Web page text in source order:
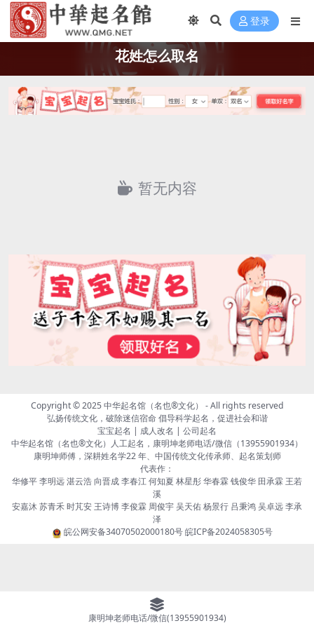
登录
花姓怎么取名
暂无内容
Copyright © 2025中华起名馆（名也®文化） - All rights reserved
弘扬传统文化，破除迷信宿命 倡导科学起名，促进社会和谐
宝宝起名 | 成人改名 | 公司起名
中华起名馆（名也®文化）人工起名，康明坤老师电话/微信（13955901934）
康明坤师傅，深耕姓名学22 年、中国传统文化传承师、起名策划师
代表作：
华修平 李明远 湛云浩 向晋成 李春江 何知夏 林星彤 华春霖 钱俊华 田承霖 王若
溪
安嘉沐 苏青禾 时芃安 王诗博 李俊霖 周俊宇 吴天佑 杨景行 吕秉鸿 吴卓远 李承
泽
皖公网安备34070502000180号皖ICP备2024058305号
康明坤老师电话/微信(13955901934)